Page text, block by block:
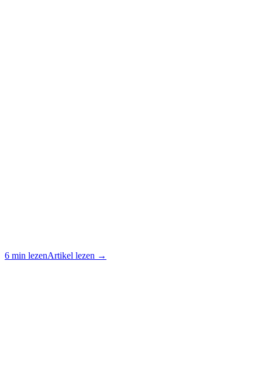
6 min lezenArtikel lezen →